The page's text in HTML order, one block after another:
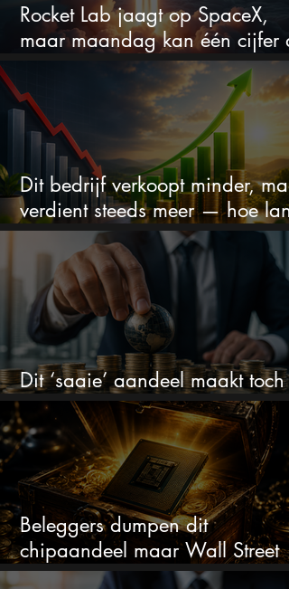
Rocket Lab jaagt op SpaceX,
maar maandag kan één cijfer
droom doorprikken?
Dit bedrijf verkoopt minder,
verdient steeds meer — hoe
kan dit sprookje doorgaan?
Dit ‘saaie’ aandeel maakt toch
bizar veel winst
Beleggers dumpen dit
chipaandeel maar Wall Street
ziet een zeldzame koopkans